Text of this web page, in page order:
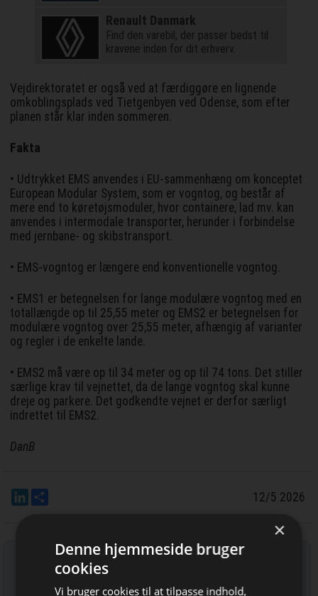
Renault Danmark
Find den varebil, der passer bedst til
kravene inden for dit erhverv.
Vejdirektoratet er også ved at færdiggøre en lignende
omkoblingsplads ved Tietgenbyen ved Odense, som efter
planen står klar inden sommeren.
Fakta
• Udtrykket EMS anvendes i EU-sammenhæng om konceptet
European Modular System, som er vogntog, og består af
mere end to køretøjsmoduler, hvor containere, lad mv. kan
anvendes i intermodale transporter, herunder i forbindelse
med jernbane- og skibstransport.
• EMS-vogntog er længere end konventionelle vogntog.
• EMS1 er betegnelsen for lange modulære vogntog med en
totallængde op til 25,55 meter og EMS2 er betegnelsen for
modulære vogntog over 25,55 meter, afhængig af varianter
og regler i de enkelte lande.
• EMS2 må være op til 34 meter og op til 74 tons. Det stiller
særlige krav til vejnettet, da de lange vogntog skal kunne
dreje og parkere. Det godkendte vejnet er derfor særligt
indrettet til EMS2.
DanB
LinkedIn 12/5 2026
Tilmeld nyhedsbrev
×
Denne hjemmeside bruger
cookies
Vi bruger cookies til at tilpasse indhold,